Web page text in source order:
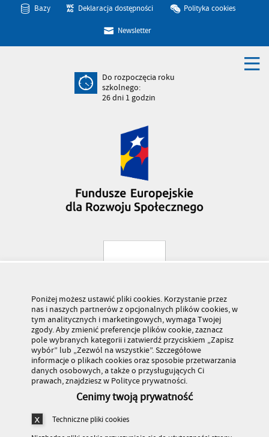
Bazy Deklaracja dostępności Polityka cookies
Newsletter
Do rozpoczęcia roku
szkolnego:
26dni 1godzin
Poniżej możesz ustawić pliki cookies. Korzystanie przez
nas i naszych partnerów z opcjonalnych plików cookies, w
tym analitycznych i marketingowych, wymaga Twojej
zgody. Aby zmienić preferencje plików cookie, zaznacz
pole wybranych kategorii i zatwierdź przyciskiem „Zapisz
wybór” lub „Zezwól na wszystkie”. Szczegółowe
informacje o plikach cookies oraz sposobie przetwarzania
danych osobowych, a także o przysługujących Ci
prawach, znajdziesz w Polityce prywatności.
Cenimy twoją prywatność
Techniczne pliki cookies